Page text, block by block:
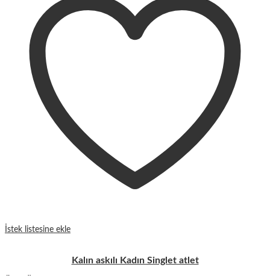
İstek listesine ekle
Kalın askılı Kadın Singlet atlet